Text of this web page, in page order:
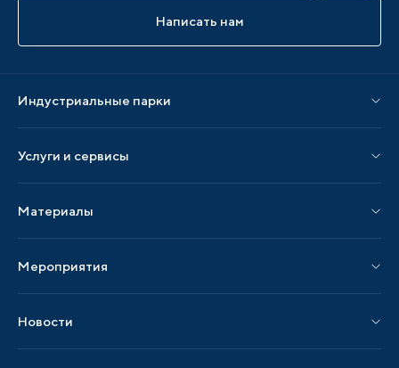
Написать нам
Индустриальные парки
Парки по регионам
Услуги и сервисы
Услуги по локализации
Материалы
Публикации СМИ и статьи
Мероприятия
Мероприятия отрасли
Новости